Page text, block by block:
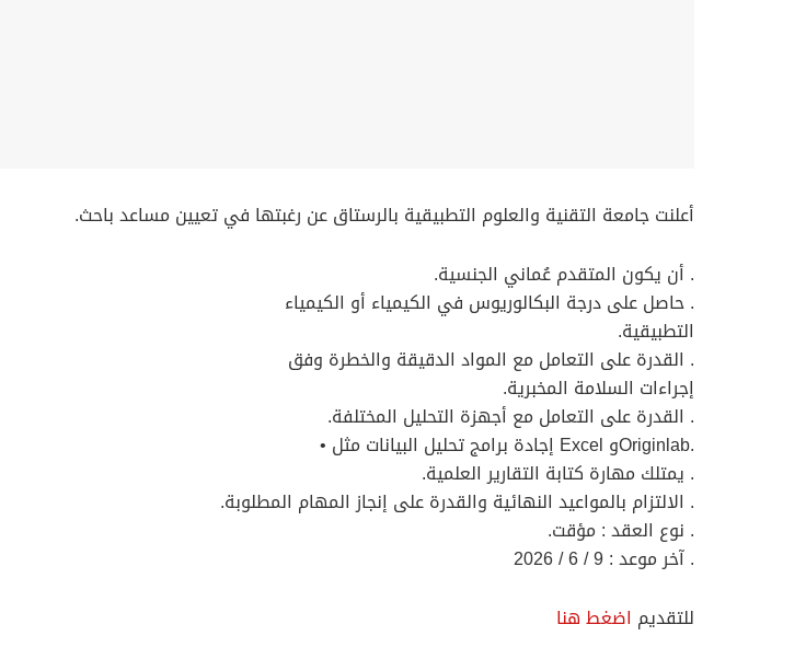
أعلنت جامعة التقنية والعلوم التطبيقية بالرستاق عن رغبتها في تعيين مساعد باحث.
. أن يكون المتقدم عُماني الجنسية.
. حاصل على درجة البكالوريوس في الكيمياء أو الكيمياء
التطبيقية.
. القدرة على التعامل مع المواد الدقيقة والخطرة وفق
إجراءات السلامة المخبرية.
. القدرة على التعامل مع أجهزة التحليل المختلفة.
.Originlabو Excel إجادة برامج تحليل البيانات مثل •
. يمتلك مهارة كتابة التقارير العلمية.
. الالتزام بالمواعيد النهائية والقدرة على إنجاز المهام المطلوبة.
. نوع العقد : مؤقت.
. آخر موعد : 9 / 6 / 2026
للتقديم اضغط هنا